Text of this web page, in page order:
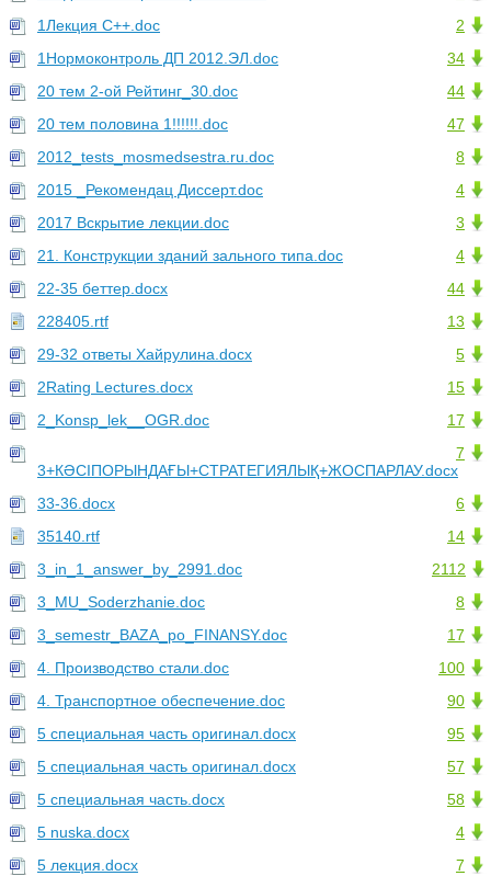
2
1Лекция С++.doc
34
1Нормоконтроль ДП 2012.ЭЛ.doc
44
20 тем 2-ой Рейтинг_30.doc
47
20 тем половина 1!!!!!!.doc
8
2012_tests_mosmedsestra.ru.doc
4
2015 _Рекомендац Диссерт.doc
3
2017 Вскрытие лекции.doc
4
21. Конструкции зданий зального типа.doc
44
22-35 беттер.docx
13
228405.rtf
5
29-32 ответы Хайрулина.docx
15
2Rating Lectures.docx
17
2_Konsp_lek__OGR.doc
7
3+КӘСІПОРЫНДАҒЫ+СТРАТЕГИЯЛЫҚ+ЖОСПАРЛАУ.docx
6
33-36.docx
14
35140.rtf
2112
3_in_1_answer_by_2991.doc
8
3_MU_Soderzhanie.doc
17
3_semestr_BAZA_po_FINANSY.doc
100
4. Производство стали.doc
90
4. Транспортное обеспечение.doc
95
5 cпециальная часть оригинал.docx
57
5 cпециальная часть оригинал.docx
58
5 cпециальная часть.docx
4
5 nuska.docx
7
5 лекция.docx